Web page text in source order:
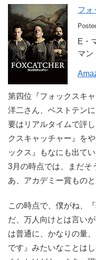
フォ
E・
マン
第四位『フォックスキ
洋二さん、ベストテン
要はリアルタイムで評
クスキャッチャー』を
ックス』もなにも出て
3月の時点では、まだそ
あ、アカデミー賞もの
この時点で、僕がね、
だ、万人向けとは言い
は普通に、かなりの量
です』みたいなことは